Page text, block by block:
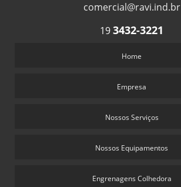
comercial@ravi.ind.br
193432-3221
Home
Empresa
Nossos Serviços
Nossos Equipamentos
Engrenagens Colhedora